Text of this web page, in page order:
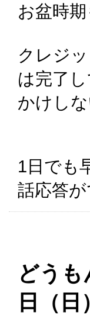
お盆時
クレジ
は完了
かけし
1日でも
話応答
どう
日（日